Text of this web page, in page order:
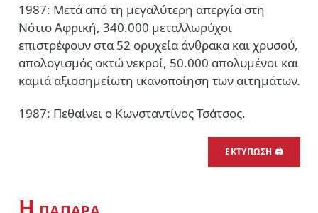
1987: Μετά από τη μεγαλύτερη απεργία στη
Νότιο Αφρική, 340.000 μεταλλωρύχοι
επιστρέφουν στα 52 ορυχεία άνθρακα και χρυσού,
απολογισμός οκτώ νεκροί, 50.000 απολυμένοι και
καμιά αξιοσημείωτη ικανοποίηση των αιτημάτων.
1987: Πεθαίνει ο Κωνσταντίνος Τσάτσος.
ΕΚΤΥΠΩΣΗ 🖨